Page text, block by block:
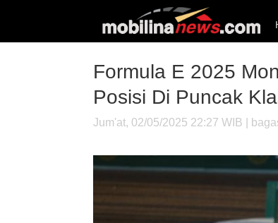
Formula E 2025
Posisi Di Puncak
Jum'at, 02/05/2025 22:27 WIB |